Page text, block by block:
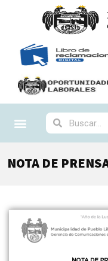
NOTA DE